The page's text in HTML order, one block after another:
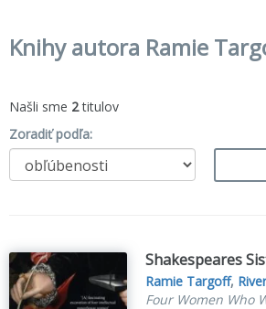
Knihy autora Ramie
Našli sme 2titulov
Zoradiť podľa:
Shakespeares
Ramie Targoff,
Four Women Who